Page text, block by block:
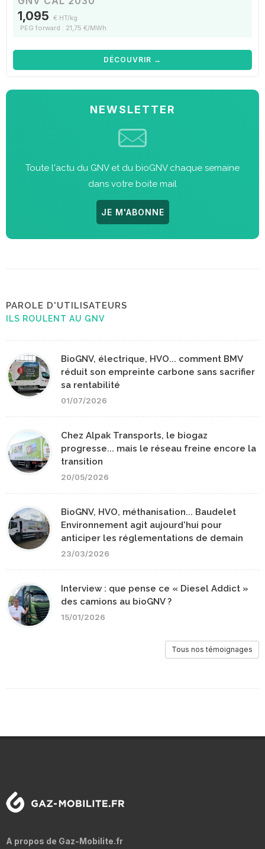
1,095 € HT/kg
PEG forward : 21,75 €/MWh
DÉCOUVRIR →
NEWSLETTER
Toute l'actu du GNV et du bioGNV chaque semaine
dans votre boite mail
JE M'ABONNE
PAROLE D'UTILISATEURS
ILS ROULENT AU GNV
BioGNV, électrique, HVO... comment BMV
réduit son empreinte carbone sans sacrifier
sa rentabilité
01/07/2026
Chez Alpak Transports, le biogaz
progresse... mais le réseau freine encore la
transition
20/05/2026
BioGNV, HVO, méthanisation... Baudelet
Environnement agit aujourd'hui pour
anticiper les réglementations de demain
23/03/2026
Interview : que pense ce « Diesel Addict »
des camions au bioGNV ?
15/01/2026
Tous nos témoignages
A propos de Gaz-Mobilite.fr